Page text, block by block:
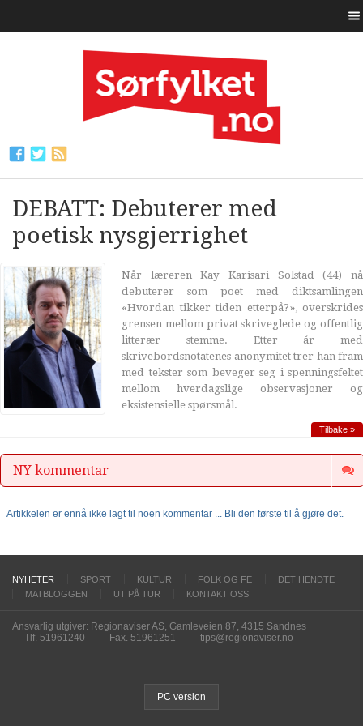
DEBATT: Debuterer med
poetisk nysgjerrighet
Når læreren Kay Karisari Solstad (44) nå
debuterer som poet med diktsamlingen
«Hvordan tikker tiden etterpå?», overskrides
grensen mellom privat skriveglede og offentlig
litterær stemme. Etter år med
skrivebordsnotatenes anonymitet trer han fram
med tekster som beveger seg i spenningsfeltet
mellom hverdagslige observasjoner og
eksistensielle spørsmål.
Tilbake »
NY kommentar
Artikkelen er ennå ikke lagt til noen kommentar ... Bli den første til å gjøre det.
NYHETER SPORT KULTUR FOLK OG FE
DET HENDTE
MATBLOGGEN
UT PÅ TUR KONTAKT OSS
Ansvarlig utgiver: Regionaviser AS, Gamleveien 87, 4315 Sandnes
Tlf. 51961240
Fax. 51961251 tips@regionaviser.no
PC version